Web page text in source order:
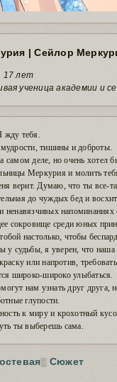
| Сейлор
17 лет
ученица академии и
жду тебя.
тишины и доброты.
самом деле, но очень хотел
Меркурия и молить
верит. Думаю, что ты все-
до чуждых бед и
ненавязчивых
сокровище среди юных
настолько, чтобы
судьбы, я уверен, что наша
или напротив,
широко-широко улыбаться.
нам узнать друг друга,
глупости.
к миру и крохотный
ты выберешь сама.
░︎ Сюжет